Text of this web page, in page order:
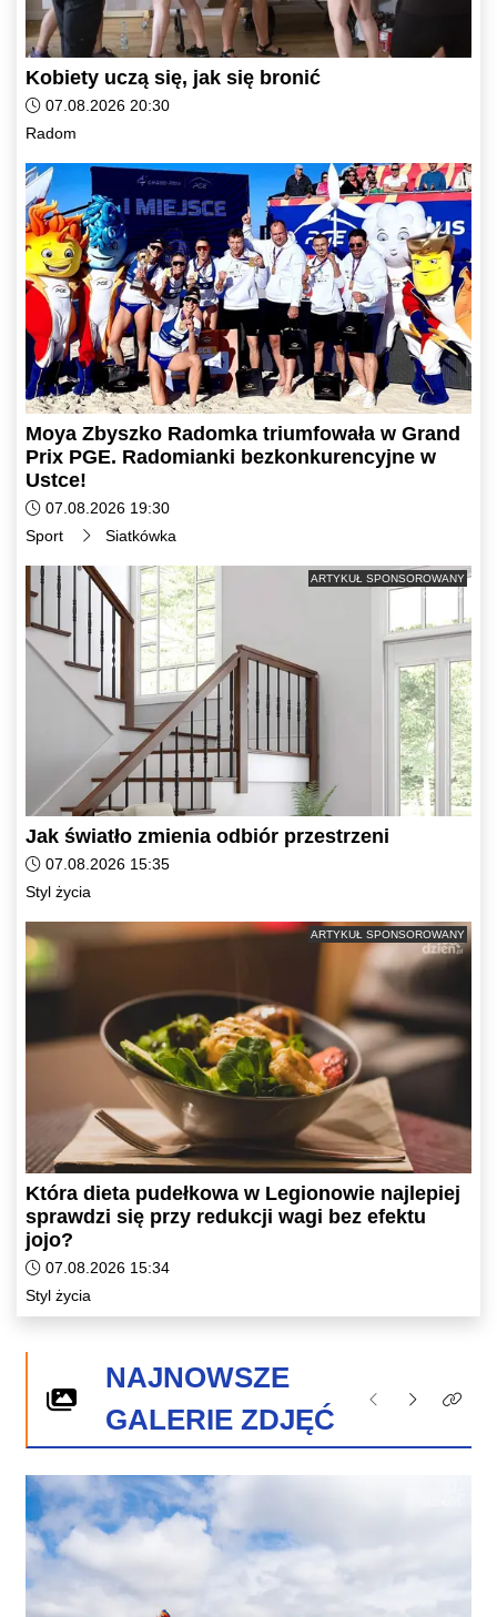
Kobiety uczą się, jak się bronić
Data dodania artykułu:
07.08.2026 20:30
Kategorie artykułu:
Radom
Moya Zbyszko Radomka triumfowała w Grand
Prix PGE. Radomianki bezkonkurencyjne w
Ustce!
Data dodania artykułu:
07.08.2026 19:30
Kategorie artykułu:
Sport Siatkówka
ARTYKUŁ SPONSOROWANY
Jak światło zmienia odbiór przestrzeni
Data dodania artykułu:
07.08.2026 15:35
Kategorie artykułu:
Styl życia
ARTYKUŁ SPONSOROWANY
Która dieta pudełkowa w Legionowie najlepiej
sprawdzi się przy redukcji wagi bez efektu
jojo?
Data dodania artykułu:
07.08.2026 15:34
Kategorie artykułu:
Styl życia
NAJNOWSZE
GALERIE ZDJĘĆ
Poprzednie
NastępneKliknij